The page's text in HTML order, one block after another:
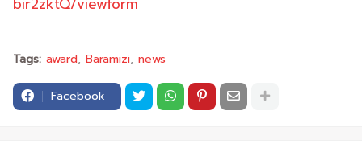
Tags: award Baramizi news
Facebook